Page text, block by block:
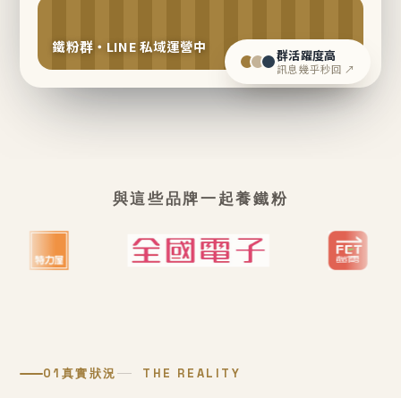
鐵粉群・LINE 私域運營中 群活躍度高
訊息幾乎秒回 ↗
與這些品牌一起養鐵粉
01 真實狀況 THE REALITY